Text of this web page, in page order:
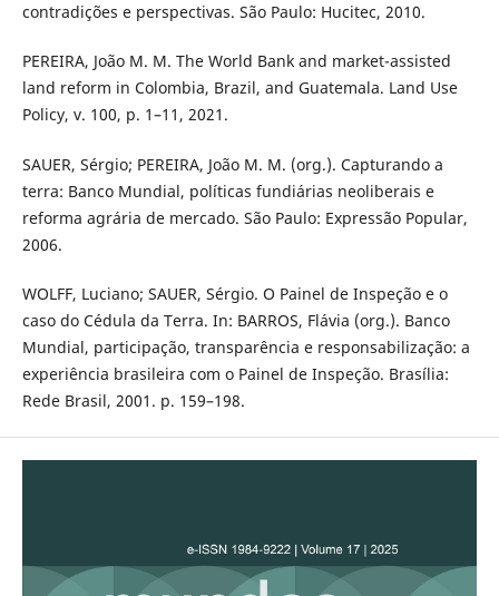
contradições e perspectivas. São Paulo: Hucitec, 2010.
PEREIRA, João M. M. The World Bank and market-assisted
land reform in Colombia, Brazil, and Guatemala. Land Use
Policy, v. 100, p. 1–11, 2021.
SAUER, Sérgio; PEREIRA, João M. M. (org.). Capturando a
terra: Banco Mundial, políticas fundiárias neoliberais e
reforma agrária de mercado. São Paulo: Expressão Popular,
2006.
WOLFF, Luciano; SAUER, Sérgio. O Painel de Inspeção e o
caso do Cédula da Terra. In: BARROS, Flávia (org.). Banco
Mundial, participação, transparência e responsabilização: a
experiência brasileira com o Painel de Inspeção. Brasília:
Rede Brasil, 2001. p. 159–198.